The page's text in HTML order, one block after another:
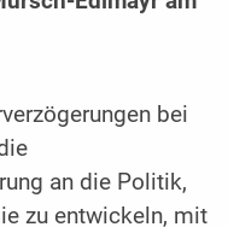
bei
an die Politik,
zu entwickeln, mit